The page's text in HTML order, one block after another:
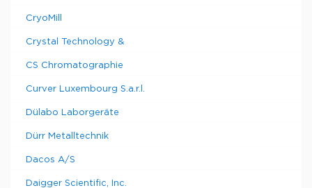
CryoMill
Crystal Technology &
CS Chromatographie
Curver Luxembourg S.a.r.l.
Dülabo Laborgeräte
Dürr Metalltechnik
Dacos A/S
Daigger Scientific, Inc.